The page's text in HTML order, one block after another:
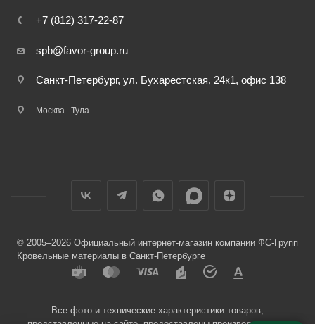
+7 (812) 317-22-87
spb@favor-group.ru
Санкт-Петербург, ул. Бухарестская, 24к1, офис 138
Москва Тула
© 2005–2026 Официальный интернет-магазин компании ФС-Групп
Кровельные материалы в Санкт-Петербурге
Все фото и технические характеристики товаров,